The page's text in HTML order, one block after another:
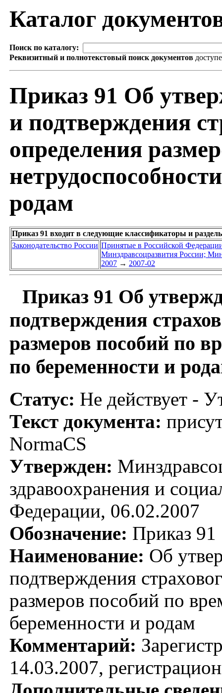
Каталог
Поиск по каталогу:
Реквизитный и полнотекстовый поиск документов
Приказ 91 Об
и подтверждения
определения
родам
Приказ 91 входит в следующие классификаторы и
Законодательство России Принятые в Российской
Минздравсоцразвития России;
2007 → 2007-02
Приказ 91 Об
подтверждения
размеров пособий по
по беременности и
Статус: Не действует -
Текст документа:
NormaCS
Утвержден:
здравоохранения и
Федерации, 06.02.2007
Обозначение: Приказ 91
Наименование: Об
подтверждения
размеров пособий по
беременности и родам
Комментарий:
14.03.2007,